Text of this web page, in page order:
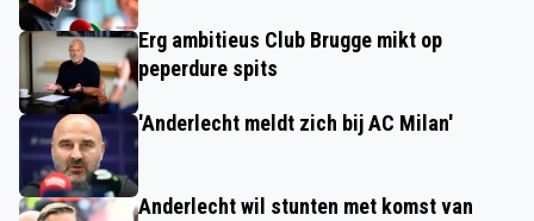
Erg ambitieus Club Brugge mikt op
peperdure spits
'Anderlecht meldt zich bij AC Milan'
Anderlecht wil stunten met komst van